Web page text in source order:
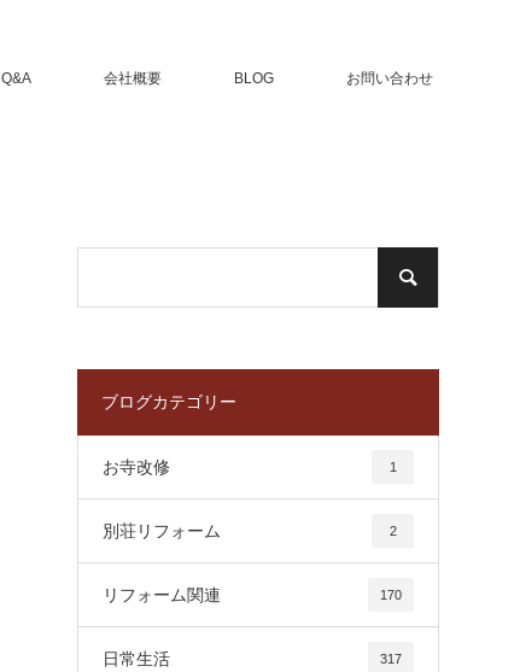
Q&A 会社概要 BLOG お問い合わせ
ブログカテゴリー
お寺改修 1
別荘リフォーム 2
リフォーム関連 170
日常生活 317